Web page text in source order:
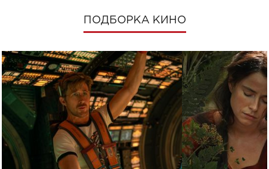
ПОДБОРКА КИНО